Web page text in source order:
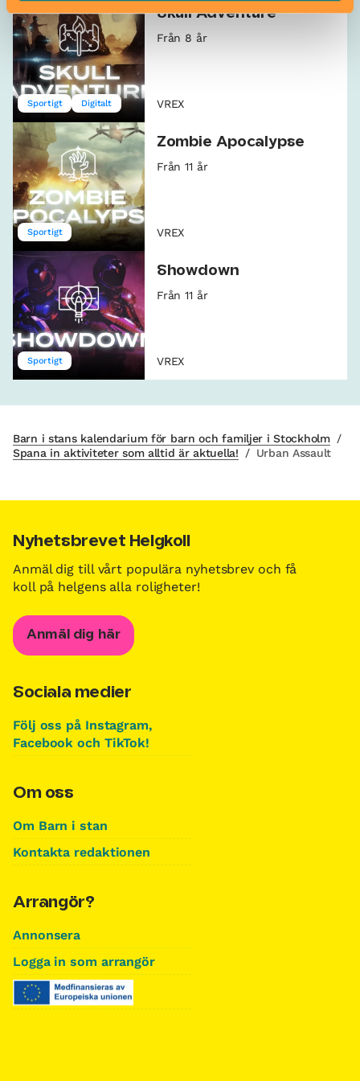
Sportigt Digitalt
Skull Adventure
Från 8 år
VREX
Sportigt
Zombie Apocalypse
Från 11 år
VREX
Sportigt
Showdown
Från 11 år
VREX
Barn i stans kalendarium för barn och familjer i Stockholm /
Spana in aktiviteter som alltid är aktuella!
/ Urban Assault
Nyhetsbrevet Helgkoll
Anmäl dig till vårt populära nyhetsbrev och få
koll på helgens alla roligheter!
Anmäl dig här
Sociala medier
Följ oss på Instagram,
Facebook och TikTok!
Om oss
Om Barn i stan
Kontakta redaktionen
Arrangör?
Annonsera
Logga in som arrangör